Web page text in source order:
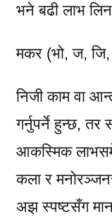
भने बढी लाभ
मकर (भो, ज,
निजी काम वा
गर्नुपर्ने हुन्छ,
आकस्मिक
कला र
अझ स्पष्टसँग